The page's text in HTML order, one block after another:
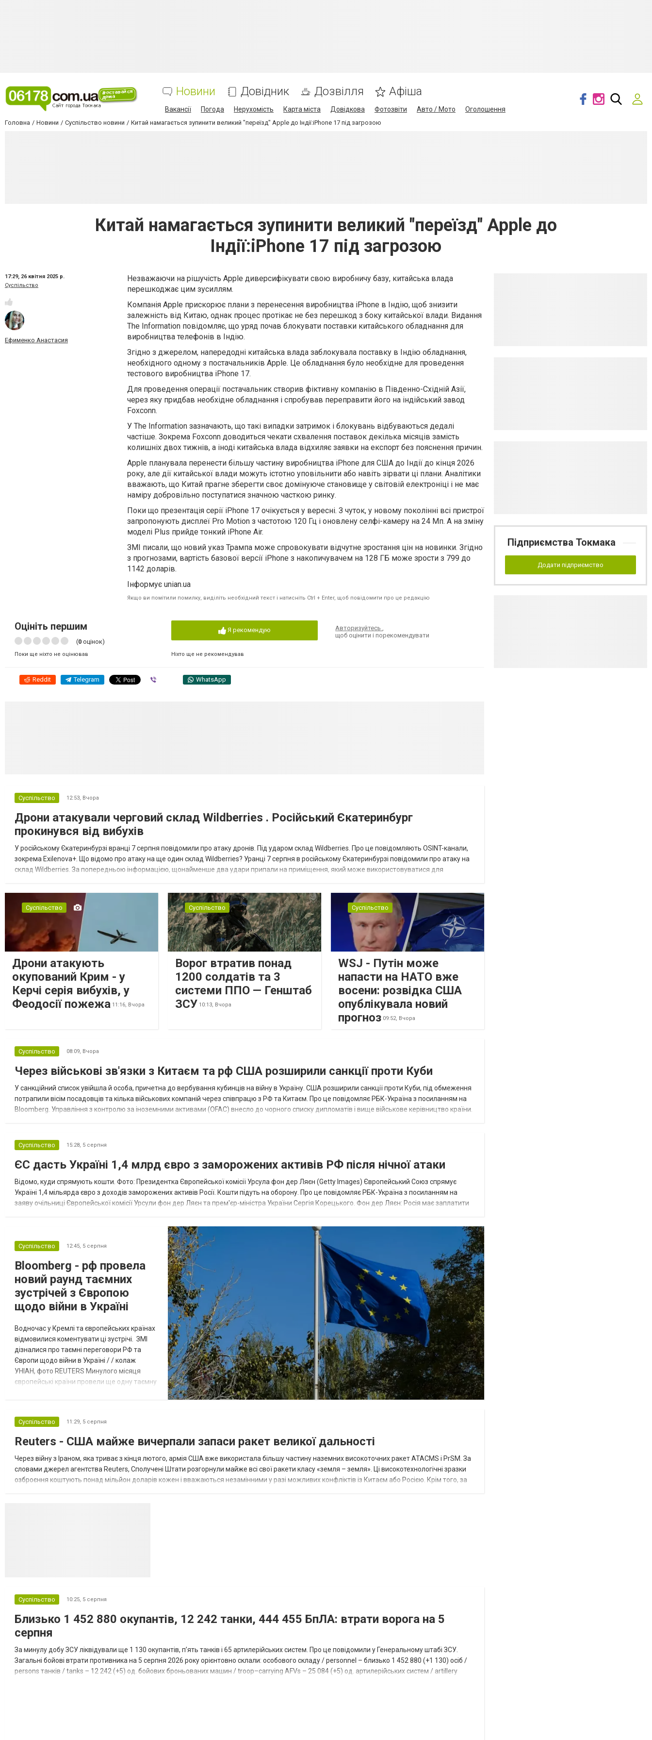
Новини Довідник Дозвілля Афіша
Вакансії Погода Нерухомість Карта міста Довідкова Фотозвіти Авто / Мото Оголошення
Головна Новини Суспільство новини Китай намагається зупинити великий "переїзд" Apple до Індії:iPhone 17 під загрозою
Китай намагається зупинити великий "переїзд" Apple до
Індії:iPhone 17 під загрозою
17:29, 26 квітня 2025 р.
Суспільство
Ефименко Анастасия
Незважаючи на рішучість Apple диверсифікувати свою виробничу базу, китайська влада
перешкоджає цим зусиллям.
Компанія Apple прискорює плани з перенесення виробництва iPhone в Індію, щоб знизити
залежність від Китаю, однак процес протікає не без перешкод з боку китайської влади. Видання
The Information повідомляє, що уряд почав блокувати поставки китайського обладнання для
виробництва телефонів в Індію.
Згідно з джерелом, напередодні китайська влада заблокувала поставку в Індію обладнання,
необхідного одному з постачальників Apple. Це обладнання було необхідне для проведення
тестового виробництва iPhone 17.
Для проведення операції постачальник створив фіктивну компанію в Південно-Східній Азії,
через яку придбав необхідне обладнання і спробував переправити його на індійський завод
Foxconn.
У The Information зазначають, що такі випадки затримок і блокувань відбуваються дедалі
частіше. Зокрема Foxconn доводиться чекати схвалення поставок декілька місяців замість
колишніх двох тижнів, а іноді китайська влада відхиляє заявки на експорт без пояснення причин.
Apple планувала перенести більшу частину виробництва iPhone для США до Індії до кінця 2026
року, але дії китайської влади можуть істотно уповільнити або навіть зірвати ці плани. Аналітики
вважають, що Китай прагне зберегти своє домінуюче становище у світовій електроніці і не має
наміру добровільно поступатися значною часткою ринку.
Поки що презентація серії iPhone 17 очікується у вересні. З чуток, у новому поколінні всі пристрої
запропонують дисплеї Pro Motion з частотою 120 Гц і оновлену селфі-камеру на 24 Мп. А на зміну
моделі Plus прийде тонкий iPhone Air.
ЗМІ писали, що новий указ Трампа може спровокувати відчутне зростання цін на новинки. Згідно
з прогнозами, вартість базової версії iPhone з накопичувачем на 128 ГБ може зрости з 799 до
1142 доларів.
Інформує unian.ua
Якщо ви помітили помилку, виділіть необхідний текст і натисніть Ctrl + Enter, щоб повідомити про це редакцію
Оцініть першим
(0 оцінок)
Поки ще ніхто не оцінював
Я рекомендую
Ніхто ще не рекомендував
Авторизуйтесь,
щоб оцінити і порекомендувати
Reddit Telegram WhatsApp
Суспільство 12:53, Вчора
Дрони атакували черговий склад Wildberries . Російський Єкатеринбург
прокинувся від вибухів
У російському Єкатеринбурзі вранці 7 серпня повідомили про атаку дронів. Під ударом склад Wildberries. Про це повідомляють OSINT-канали,
зокрема Exilenova+. Що відомо про атаку на ще один склад Wildberries? Уранці 7 серпня в російському Єкатеринбурзі повідомили про атаку на
склад Wildberries. За попередньою інформацією, щонайменше два удари припали на приміщення, який може використовуватися для
Суспільство
Дрони атакують
окупований Крим - у
Керчі серія вибухів, у
Феодосії пожежа 11:16, Вчора
Суспільство
Ворог втратив понад
1200 солдатів та 3
системи ППО — Генштаб
ЗСУ 10:13, Вчора
Суспільство
WSJ - Путін може
напасти на НАТО вже
восени: розвідка США
опублікувала новий
прогноз 09:52, Вчора
Суспільство 08:09, Вчора
Через військові зв'язки з Китаєм та рф США розширили санкції проти Куби
У санкційний список увійшла й особа, причетна до вербування кубинців на війну в Україну. США розширили санкції проти Куби, під обмеження
потрапили вісім посадовців та кілька військових компаній через співпрацю з РФ та Китаєм. Про це повідомляє РБК-Україна з посиланням на
Bloomberg. Управління з контролю за іноземними активами (OFAC) внесло до чорного списку дипломатів і вище військове керівництво країни.
Суспільство 15:28, 5 серпня
ЄС дасть Україні 1,4 млрд євро з заморожених активів РФ після нічної атаки
Відомо, куди спрямують кошти. Фото: Президентка Європейської комісії Урсула фон дер Ляєн (Getty Images) Європейський Союз спрямує
Україні 1,4 мільярда євро з доходів заморожених активів Росії. Кошти підуть на оборону. Про це повідомляє РБК-Україна з посиланням на
заяву очільниці Європейської комісії Урсули фон дер Ляєн та прем'єр-міністра України Сергія Корецького. Фон дер Ляєн: Росія має заплатити
Суспільство 12:45, 5 серпня
Bloomberg - рф провела
новий раунд таємних
зустрічей з Європою
щодо війни в Україні
Водночас у Кремлі та європейських країнах
відмовилися коментувати ці зустрічі. ЗМІ
дізналися про таємні переговори РФ та
Європи щодо війни в Україні / / колаж
УНІАН, фото REUTERS Минулого місяця
європейські країни провели ще одну таємну
зі сторони Європи до цих переговорів
долучилися колишні високопосадовці
Великої Британії, Франції, Німеччини та Р...
Суспільство 11:29, 5 серпня
Reuters - США майже вичерпали запаси ракет великої дальності
Через війну з Іраном, яка триває з кінця лютого, армія США вже використала більшу частину наземних високоточних ракет ATACMS і PrSM. За
словами джерел агентства Reuters, Сполучені Штати розгорнули майже всі свої ракети класу «земля – земля». Ці високотехнологічні зразки
озброєння коштують понад мільйон доларів кожен і вважаються незамінними у разі можливих конфліктів із Китаєм або Росією. Крім того, за
Суспільство 10:25, 5 серпня
Близько 1 452 880 окупантів, 12 242 танки, 444 455 БпЛА: втрати ворога на 5
серпня
За минулу добу ЗСУ ліквідували ще 1 130 окупантів, пʼять танків і 65 артилерійських систем. Про це повідомили у Генеральному штабі ЗСУ.
Загальні бойові втрати противника на 5 серпня 2026 року орієнтовно склали: особового складу / personnel – близько 1 452 880 (+1 130) осіб /
persons танків / tanks – 12 242 (+5) од. бойових броньованих машин / troop–carrying AFVs – 25 084 (+5) од. артилерійських систем / artillery
Підприємства Токмака
Додати підприємство